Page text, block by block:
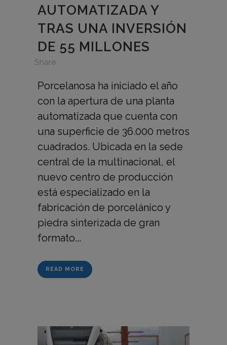
AUTOMATIZADA Y
TRAS UNA INVERSIÓN
DE 55 MILLONES
Share
Porcelanosa ha iniciado el año
con la apertura de una planta
automatizada que cuenta con
una superficie de 36.000 metros
cuadrados. Ubicada en la sede
central de la multinacional, el
nuevo centro de producción
está especializado en la
fabricación de porcelánico y
piedra sinterizada de gran
formato...
READ MORE